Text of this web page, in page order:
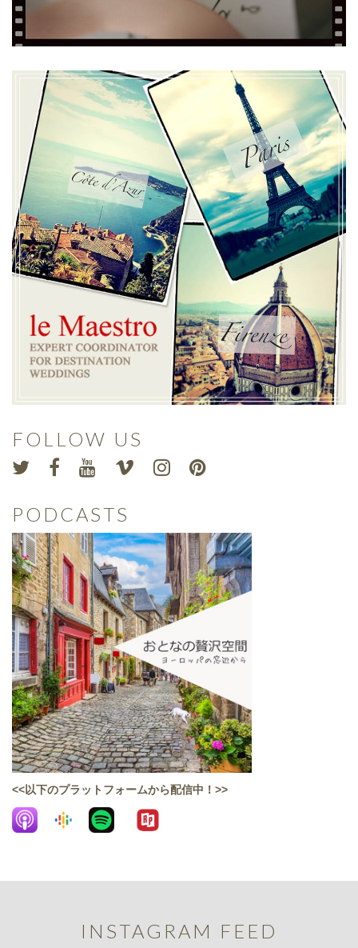
FOLLOW US
PODCASTS
<<以下のプラットフォームから配信中！>>
INSTAGRAM FEED